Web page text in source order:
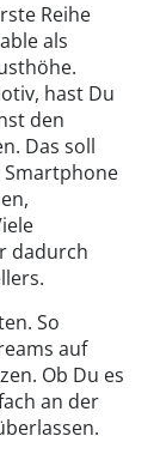
Reihe
als
hast Du
den
Das soll
Smartphone
dadurch
So
auf
Ob Du es
an der